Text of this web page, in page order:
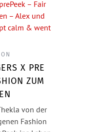
X PRE
ZUM
von der
Fashion